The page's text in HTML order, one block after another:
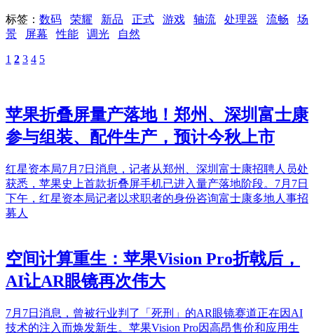
标签： 数码 荣耀 新品 正式 游戏 轴流 处理器 流畅
场
景
屏幕 性能 调光 自然
1 2 3 4 5
苹果折叠屏量产落地！郑州、深圳富士康
参与组装、配件生产，预计今秋上市
红星资本局7月7日消息，记者从郑州、深圳富士康招聘人员处
获悉，苹果史上首款折叠屏手机已进入量产落地阶段。7月7日
下午，红星资本局记者以求职者的身份咨询富士康多地人事招
募人
空间计算重生：苹果Vision Pro折戟后，
AI让AR眼镜再次伟大
7月7日消息，曾被行业判了「死刑」的AR眼镜赛道正在因AI
技术的注入而焕发新生。苹果Vision Pro因高昂售价和应用生